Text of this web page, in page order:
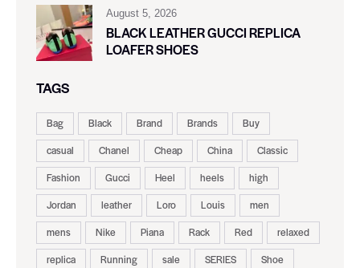
August 5, 2026
BLACK LEATHER GUCCI REPLICA
LOAFER SHOES
TAGS
Bag Black Brand Brands
Buy
casual
Chanel Cheap China
Classic
Fashion
Gucci Heel heels
high
Jordan
leather Loro Louis
men
mens
Nike Piana Rack Red
relaxed
replica
Running sale SERIES
Shoe